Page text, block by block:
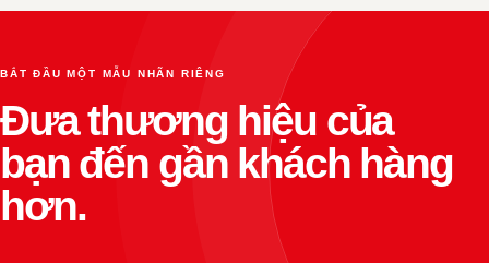
viết
BẮT ĐẦU MỘT MẪU NHÃN RIÊNG
Đưa thương hiệu của
bạn đến gần khách hàng
hơn.